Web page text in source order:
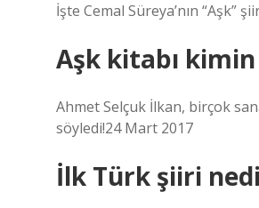
İşte Cemal Süreya’nın “Aşk”
Aşk kitabı
Ahmet Selçuk İlkan, birçok
söyledi!24 Mart 2017
İlk Türk şiiri